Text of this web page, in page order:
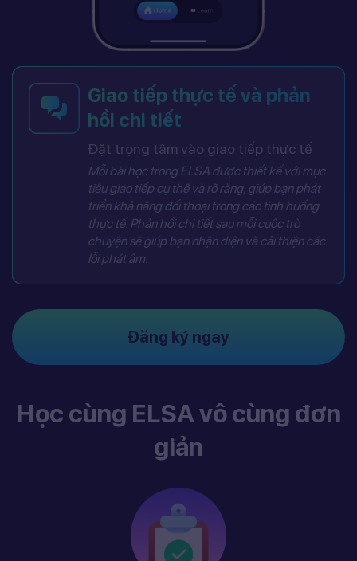
Giao tiếp thực tế và phản
hồi chi tiết
Đặt trọng tâm vào giao tiếp thực tế
Mỗi bài học trong ELSA được thiết kế với mục
tiêu giao tiếp cụ thể và rõ ràng, giúp bạn phát
triển khả năng đối thoại trong các tình huống
thực tế. Phản hồi chi tiết sau mỗi cuộc trò
chuyện sẽ giúp bạn nhận diện và cải thiện các
lỗi phát âm.
Đăng ký ngay
Học cùng ELSA vô cùng đơn
giản